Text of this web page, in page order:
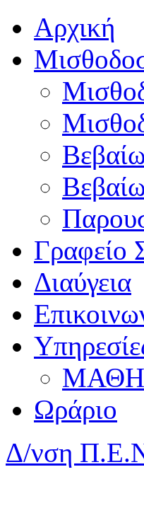
Αρχική
Γραφείο
Διαύγεια
Ωράριο
Δ/νση